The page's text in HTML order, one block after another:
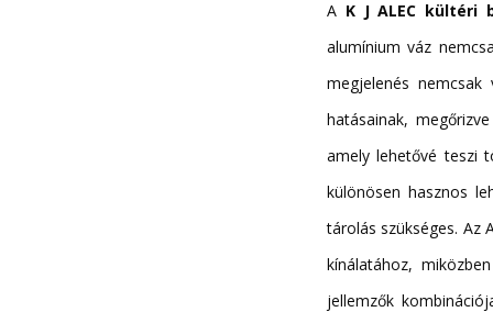
A K J ALEC kültéri
alumínium váz
megjelenés
hatásainak,
amely lehetővé teszi
különösen hasznos
tárolás szükséges. Az
kínálatához,
jellemzők